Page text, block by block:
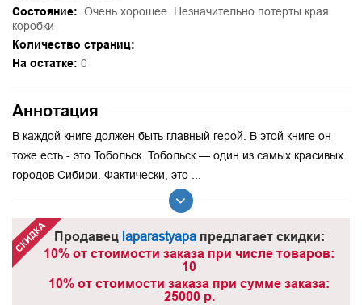
Состояние: .Очень хорошее. Незначительно потерты края
коробки
Количество страниц:
На остатке: 0
Аннотация
В каждой книге должен быть главный герой. В этой книге он
тоже есть - это Тобольск. Тобольск — один из самых красивых
городов Сибири. Фактически, это ...
Продавец laparastyapaпредлагает скидки:
10% от стоимости заказа при числе товаров:
10
10% от стоимости заказа при сумме заказа:
25000 р.